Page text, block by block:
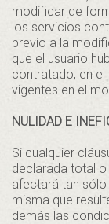
modificar de
los servicios
previo a la
que el usuario
contratado, en
vigentes en el
NULIDAD E
Si cualquier
declarada total o
afectará tan
misma que
demás las